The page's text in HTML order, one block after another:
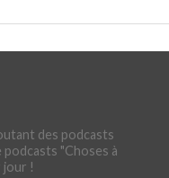
des podcasts
"Choses à
jour !